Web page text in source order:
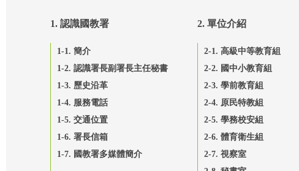
1. 認識國教署
1-1. 簡介
1-2. 認識署長副署長主任秘書
1-3. 歷史沿革
1-4. 服務電話
1-5. 交通位置
1-6. 署長信箱
1-7. 國教署多媒體簡介
2. 單位介紹
2-1. 高級中等教育組
2-2. 國中小教育組
2-3. 學前教育組
2-4. 原民特教組
2-5. 學務校安組
2-6. 體育衛生組
2-7. 視察室